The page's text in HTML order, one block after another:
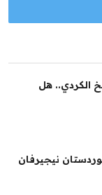
الكردي.. هل
نيجيرفان